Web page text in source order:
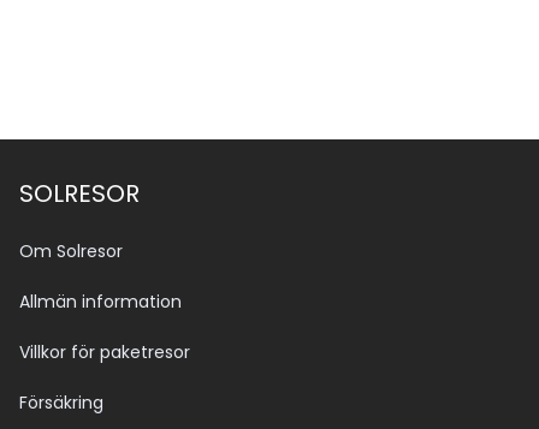
SOLRESOR
Om Solresor
Allmän information
Villkor för paketresor
Försäkring